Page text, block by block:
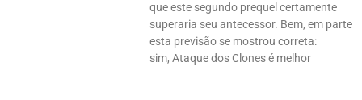
que este segundo prequel certamente
superaria seu antecessor. Bem, em parte
esta previsão se mostrou correta:
sim, Ataque dos Clones é melhor